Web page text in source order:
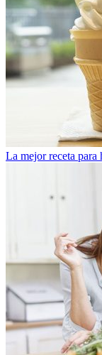
La mejor receta para